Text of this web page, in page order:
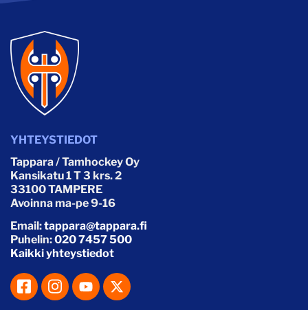
YHTEYSTIEDOT
Tappara / Tamhockey Oy
Kansikatu 1 T 3 krs. 2
33100 TAMPERE
Avoinna ma-pe 9-16
Email:tappara@tappara.fi
Puhelin:020 7457 500
Kaikki yhteystiedot